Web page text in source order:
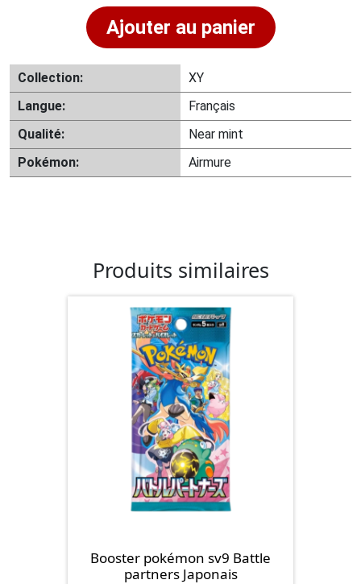
Airmure
EX
80/146
Ajouter au panier
Collection:
XY
Langue:
Français
Qualité:
Near mint
Pokémon:
Airmure
Produits similaires
Booster pokémon sv9 Battle
partners Japonais